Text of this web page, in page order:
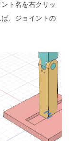
ト名を右クリッ
、ジョイントの